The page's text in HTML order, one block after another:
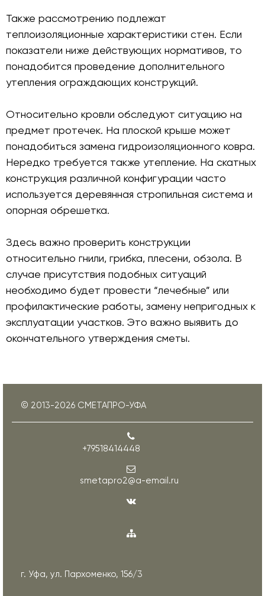
Также рассмотрению подлежат
теплоизоляционные характеристики стен. Если
показатели ниже действующих нормативов, то
понадобится проведение дополнительного
утепления ограждающих конструкций.
Относительно кровли обследуют ситуацию на
предмет протечек. На плоской крыше может
понадобиться замена гидроизоляционного ковра.
Нередко требуется также утепление. На скатных
конструкция различной конфигурации часто
используется деревянная стропильная система и
опорная обрешетка.
Здесь важно проверить конструкции
относительно гнили, грибка, плесени, обзола. В
случае присутствия подобных ситуаций
необходимо будет провести “лечебные” или
профилактические работы, замену непригодных к
эксплуатации участков. Это важно выявить до
окончательного утверждения сметы.
© 2013-2026 СМЕТАПРО-УФА
+79518414448
smetapro2@a-email.ru
г. Уфа, ул. Пархоменко, 156/3